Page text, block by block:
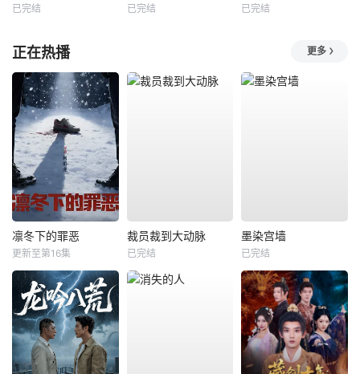
已完结 已完结 已完结
正在热播 更多
凛冬下的罪恶
更新至第16集
裁员裁到大动脉
已完结
墨染宫墙
已完结